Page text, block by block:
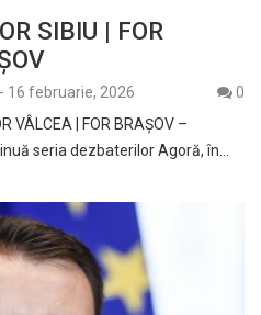
SIBIU | FOR
- 16 februarie, 2026
0
VÂLCEA | FOR BRAȘOV –
seria dezbaterilor Agoră, în…